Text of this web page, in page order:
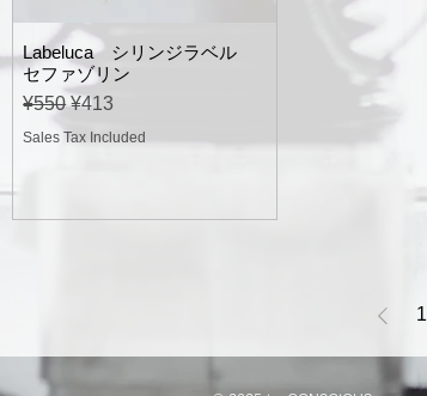
Labeluca シリンジラベル
セファゾリン
Regular Price
¥550Sale Price
¥413
Sales Tax Included
1